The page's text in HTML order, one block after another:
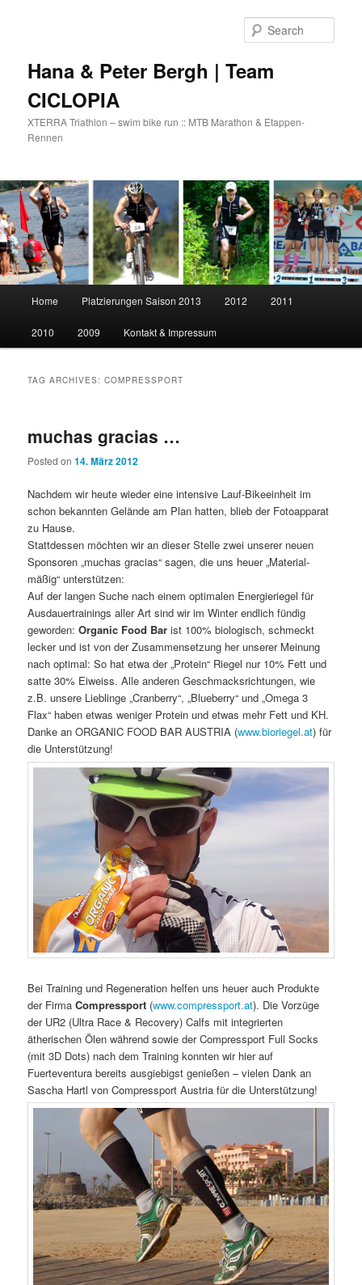
Hana & Peter Bergh | Team
CICLOPIA
XTERRA Triathlon – swim bike run :: MTB Marathon & Etappen-
Rennen
Home Platzierungen Saison 2013 2012 2011
2010 2009 Kontakt & Impressum
TAG ARCHIVES:COMPRESSPORT
muchas gracias …
Posted on14. März 2012
Nachdem wir heute wieder eine intensive Lauf-Bikeeinheit im
schon bekannten Gelände am Plan hatten, blieb der Fotoapparat
zu Hause.
Stattdessen möchten wir an dieser Stelle zwei unserer neuen
Sponsoren „muchas gracias“ sagen, die uns heuer „Material-
mäßig“ unterstützen:
Auf der langen Suche nach einem optimalen Energieriegel für
Ausdauertrainings aller Art sind wir im Winter endlich fündig
geworden:Organic Food Bar ist 100% biologisch, schmeckt
lecker und ist von der Zusammensetzung her unserer Meinung
nach optimal: So hat etwa der „Protein“ Riegel nur 10% Fett und
satte 30% Eiweiss. Alle anderen Geschmacksrichtungen, wie
z.B. unsere Lieblinge „Cranberry“, „Blueberry“ und „Omega 3
Flax“ haben etwas weniger Protein und etwas mehr Fett und KH.
Danke an ORGANIC FOOD BAR AUSTRIA (www.bioriegel.at) für
die Unterstützung!
Bei Training und Regeneration helfen uns heuer auch Produkte
der FirmaCompressport (www.compressport.at). Die Vorzüge
der UR2 (Ultra Race & Recovery) Calfs mit integrierten
ätherischen Ölen während sowie der Compressport Full Socks
(mit 3D Dots) nach dem Training konnten wir hier auf
Fuerteventura bereits ausgiebigst genießen – vielen Dank an
Sascha Hartl von Compressport Austria für die Unterstützung!